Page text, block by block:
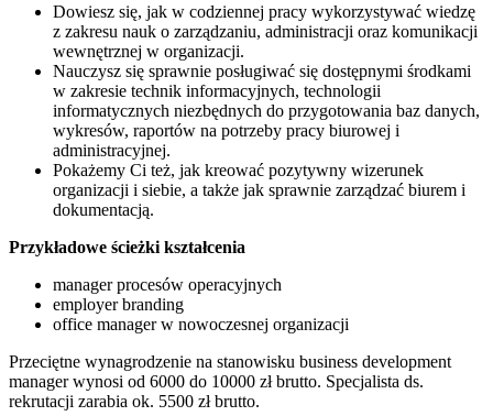
Dowiesz się, jak w codziennej pracy wykorzystywać wiedzę
z zakresu nauk o zarządzaniu, administracji oraz komunikacji
wewnętrznej w organizacji.
Nauczysz się sprawnie posługiwać się dostępnymi środkami
w zakresie technik informacyjnych, technologii
informatycznych niezbędnych do przygotowania baz danych,
wykresów, raportów na potrzeby pracy biurowej i
administracyjnej.
Pokażemy Ci też, jak kreować pozytywny wizerunek
organizacji i siebie, a także jak sprawnie zarządzać biurem i
dokumentacją.
Przykładowe ścieżki kształcenia
manager procesów operacyjnych
employer branding
office manager w nowoczesnej organizacji
Przeciętne wynagrodzenie na stanowisku business development
manager wynosi od 6000 do 10000 zł brutto. Specjalista ds.
rekrutacji zarabia ok. 5500 zł brutto.